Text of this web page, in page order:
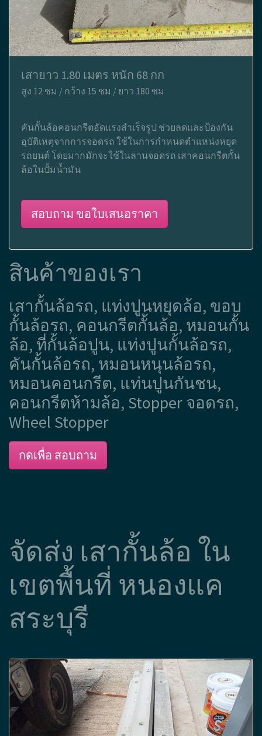
เสายาว 1.80 เมตร หนัก 68 กก
สูง 12 ซม / กว้าง 15 ซม / ยาว 180 ซม
คันกั้นล้อคอนกรีตอัดแรงสำเร็จรูป ช่วยลดและป้องกัน
อุบัติเหตุจากการจอดรถ ใช้ในการกำหนดตำแหน่งหยุด
รถยนต์ โดยมากมักจะใช้ในลานจอดรถ เสาคอนกรีตกั้น
ล้อในปั้มน้ำมัน
สอบถาม ขอใบเสนอราคา
สินค้าของเรา
เสากั้นล้อรถ, แท่งปูนหยุดล้อ, ขอบ
กั้นล้อรถ, คอนกรีตกั้นล้อ, หมอนกั้น
ล้อ, ที่กั้นล้อปูน, แท่งปูนกั้นล้อรถ,
คันกั้นล้อรถ, หมอนหนุนล้อรถ,
หมอนคอนกรีต, แท่นปูนกันชน,
คอนกรีตห้ามล้อ, Stopper จอดรถ,
Wheel Stopper
กดเพื่อ สอบถาม
จัดส่ง เสากั้นล้อ ใน
เขตพื้นที่ หนองแค
สระบุรี